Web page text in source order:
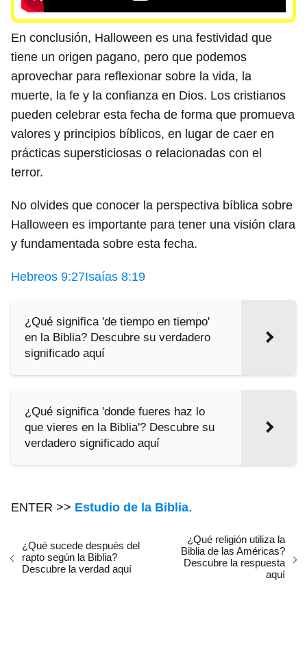
En conclusión, Halloween es una festividad que
tiene un origen pagano, pero que podemos
aprovechar para reflexionar sobre la vida, la
muerte, la fe y la confianza en Dios. Los cristianos
pueden celebrar esta fecha de forma que promueva
valores y principios bíblicos, en lugar de caer en
prácticas supersticiosas o relacionadas con el
terror.
No olvides que conocer la perspectiva bíblica sobre
Halloween es importante para tener una visión clara
y fundamentada sobre esta fecha.
Hebreos 9:27Isaías 8:19
¿Qué significa 'de tiempo en tiempo'
en la Biblia? Descubre su verdadero
significado aquí
¿Qué significa 'donde fueres haz lo
que vieres en la Biblia'? Descubre su
verdadero significado aquí
ENTER >> Estudio de la Biblia.
¿Qué sucede después del
rapto según la Biblia?
Descubre la verdad aquí
¿Qué religión utiliza la
Biblia de las Américas?
Descubre la respuesta
aquí